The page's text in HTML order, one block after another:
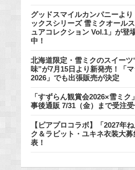
グッドスマイルカンパニーよ
ックスシリーズ 雪ミクオール
ュアコレクション Vol.1」が登
中！
北海道限定・雪ミクのスイーツ
味”が7月15日より新発売！「
2026」でも出張販売が決定
「すずらん観賞会2026×雪ミク
事後通販 7/31（金）まで受注受
【ピアプロコラボ】「2027年
ク＆ラビット・ユキネ衣装大
表！